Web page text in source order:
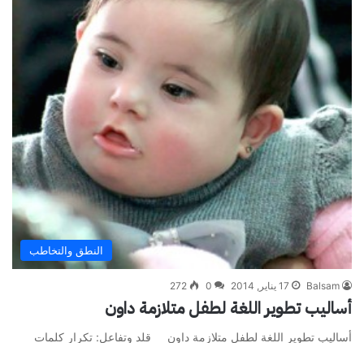
النطق والتخاطب
Balsam 17 يناير, 2014 0
272
أساليب تطوير اللغة لطفل متلازمة داون
أساليب تطوير اللغة لطفل متلازمة داون قلد وتفاعل: تكرار كلمات